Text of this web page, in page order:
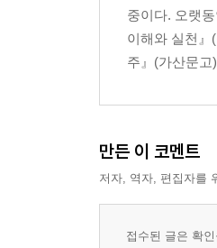
들고…, 가고…, 망
8. 깨달음에 대한 오
마음지킴의 실천
10. 억지 명상을 하
마음가짐의 중요
중이다. 오랫
이해와 실천』
주』(가산문고
만든 이 코멘트
저자, 역자, 편집자를
접수된 글은 확